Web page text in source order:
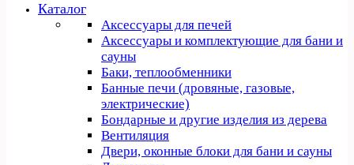
Каталог
Аксессуары для печей
Аксессуары и комплектующие для бани и
сауны
Баки, теплообменники
Банные печи (дровяные, газовые,
электрические)
Бондарные и другие изделия из дерева
Вентиляция
Двери, оконные блоки для бани и сауны